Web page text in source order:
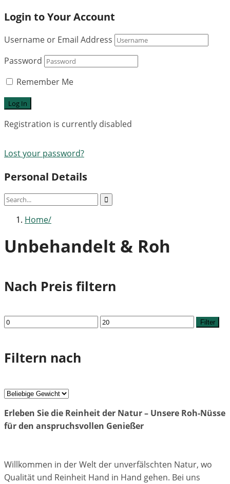
Login to Your Account
Username or Email Address
Password
Remember Me
Registration is currently disabled
Lost your password?
Personal Details
Home
Unbehandelt & Roh
Nach Preis filtern
Min.
Preis
Max.
Preis
Filter
Filtern nach
Erleben Sie die Reinheit der Natur – Unsere Roh-Nüsse
für den anspruchsvollen Genießer
Willkommen in der Welt der unverfälschten Natur, wo
Qualität und Reinheit Hand in Hand gehen. Bei uns